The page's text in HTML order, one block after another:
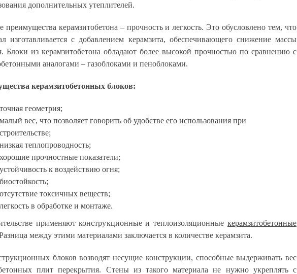
дополнительных утеплителей.
преимущества керамзитобетона – прочность и легкость. Это обусловлено тем, что
изготавливается с добавлением керамзита, обеспечивающего снижение массы
Блоки из керамзитобетона обладают более высокой прочностью по сравнению с
аналогами – газоблоками и пеноблоками.
керамзитобетонных блоков:
точная геометрия;
малый вес, что позволяет говорить об удобстве его использования при
строительстве;
низкая теплопроводность;
хорошие прочностные показатели;
устойчивость к воздействию огня;
биостойкость;
отсутствие токсичных веществ;
легкость в обработке и монтаже.
применяют конструкционные и теплоизоляционные керамзитобетонные
между этими материалами заключается в количестве керамзита.
блоков возводят несущие конструкции, способные выдерживать вес
плит перекрытия. Стены из такого материала не нужно укреплять с